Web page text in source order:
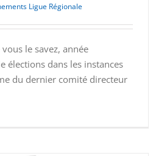
Ligue Régionale
le savez, année
élections dans les instances
du dernier comité directeur